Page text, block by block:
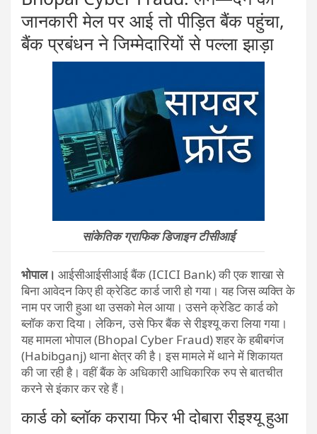
जानकारी मेल पर आई तो पीड़ित बैंक पहुंचा,
बैंक प्रबंधन ने जिम्मेदारियों से पल्ला झाड़ा
सांकेतिक ग्राफिक डिजाइन टीसीआई
भोपाल। आईसीआईसीआई बैंक (ICICI Bank) की एक शाखा से
बिना आवेदन किए ही क्रेडिट कार्ड जारी हो गया। यह जिस व्यक्ति के
नाम पर जारी हुआ था उसको मेल आया। उसने क्रेडिट कार्ड को
ब्लॉक करा दिया। लेकिन, उसे फिर बैंक से रीइश्यू करा लिया गया।
यह मामला भोपाल (Bhopal Cyber Fraud) शहर के हबीबगंज
(Habibganj) थाना क्षेत्र की है। इस मामले में थाने में शिकायत
की जा रही है। वहीं बैंक के अधिकारी आधिकारिक रुप से बातचीत
करने से इंकार कर रहे हैं।
कार्ड को ब्लॉक कराया फिर भी दोबारा रीइश्यू हुआ